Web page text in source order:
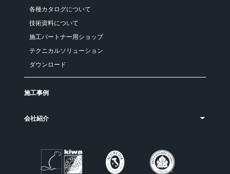
各種カタログについて
技術資料について
施工パートナー用ショップ
テクニカルソリューション
ダウンロード
施工事例
会社紹介